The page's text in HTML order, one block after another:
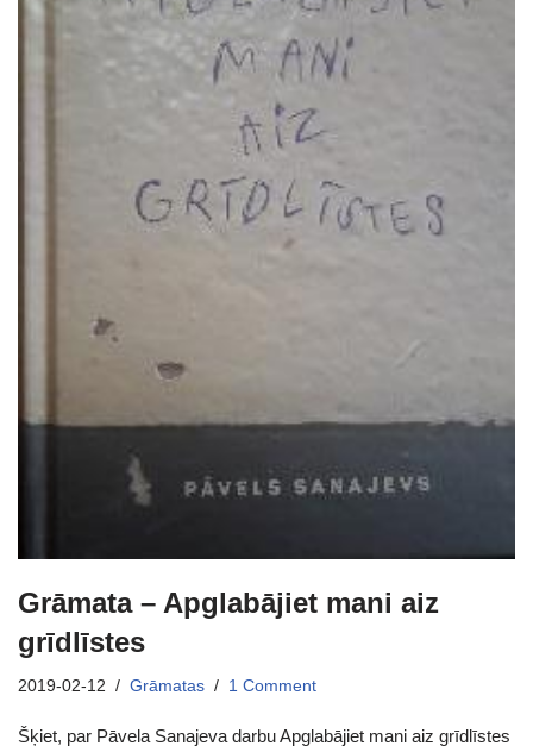
Grāmata – Apglabājiet mani aiz
grīdlīstes
2019-02-12 Grāmatas 1 Comment
Šķiet, par Pāvela Sanajeva darbu Apglabājiet mani aiz grīdlīstes